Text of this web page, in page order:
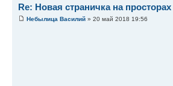
Re: Новая страничка на просторах
Небылица Василий » 20 май 2018 19:56